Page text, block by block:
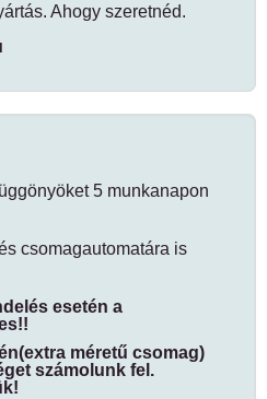
Ahogy szeretnéd.
5 munkanapon
csomagautomatára is
esetén a
méretű csomag)
számolunk fel.